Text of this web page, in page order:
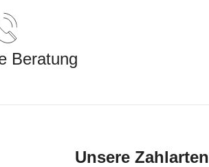
Beratung
Unsere Zahlarten